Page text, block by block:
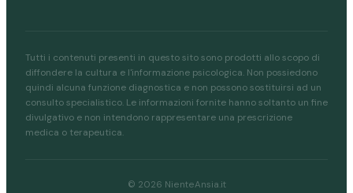
Tutti i contenuti presenti in questo sito sono prodotti allo scopo di
diffondere la cultura e l'informazione psicologica. Non possiedono
quindi alcuna funzione diagnostica e non possono sostituirsi ad un
consulto specialistico. Le informazioni fornite hanno soltanto un fine
divulgativo e non intendono rappresentare una prescrizione
medica o terapeutica.
© 2026 NienteAnsia.it